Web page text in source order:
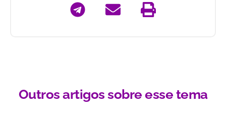
Outros artigos sobre esse tema